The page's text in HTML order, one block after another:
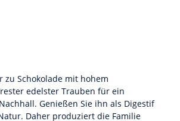
zu Schokolade mit hohem
edelster Trauben für ein
Genießen Sie ihn als Digestif
Daher produziert die Familie